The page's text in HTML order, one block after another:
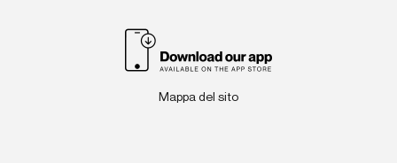
Mappa del sito